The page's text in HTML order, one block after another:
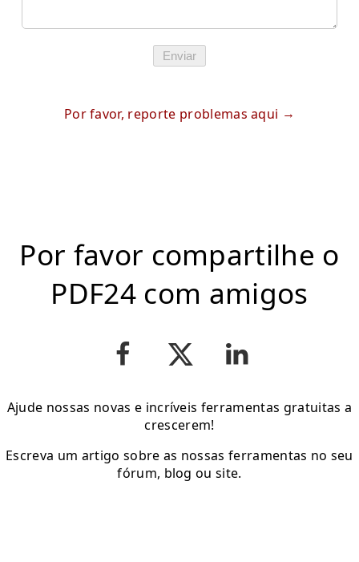
Enviar
Por favor, reporte problemas aqui
Por favor compartilhe o
PDF24 com amigos
Ajude nossas novas e incríveis ferramentas gratuitas a
crescerem!
Escreva um artigo sobre as nossas ferramentas no seu
fórum, blog ou site.